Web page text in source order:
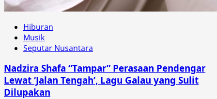
Hiburan
Musik
Seputar Nusantara
Nadzira Shafa “Tampar” Perasaan Pendengar
Lewat ‘Jalan Tengah’, Lagu Galau yang Sulit
Dilupakan